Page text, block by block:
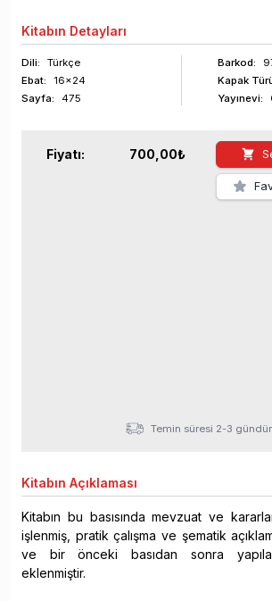
Kitabın Detayları
Dili:
Türkçe
Ebat:
16x24
Sayfa: 475
Barkod:
Kapak
Yayınevi:
Fiyatı: 700,00₺
Temin süresi 2-3 gündür.
Kitabın Açıklaması
Kitabın bu basısında mevzuat ve
işlenmiş, pratik çalışma ve şematik
ve bir önceki basıdan sonra
eklenmiştir.